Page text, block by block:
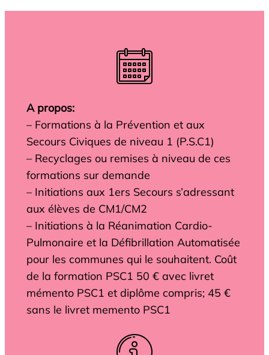
A propos:
– Formations à la Prévention et aux
Secours Civiques de niveau 1 (P.S.C1)
– Recyclages ou remises à niveau de ces
formations sur demande
– Initiations aux 1ers Secours s’adressant
aux élèves de CM1/CM2
– Initiations à la Réanimation Cardio-
Pulmonaire et la Défibrillation Automatisée
pour les communes qui le souhaitent. Coût
de la formation PSC1 50 € avec livret
mémento PSC1 et diplôme compris; 45 €
sans le livret memento PSC1